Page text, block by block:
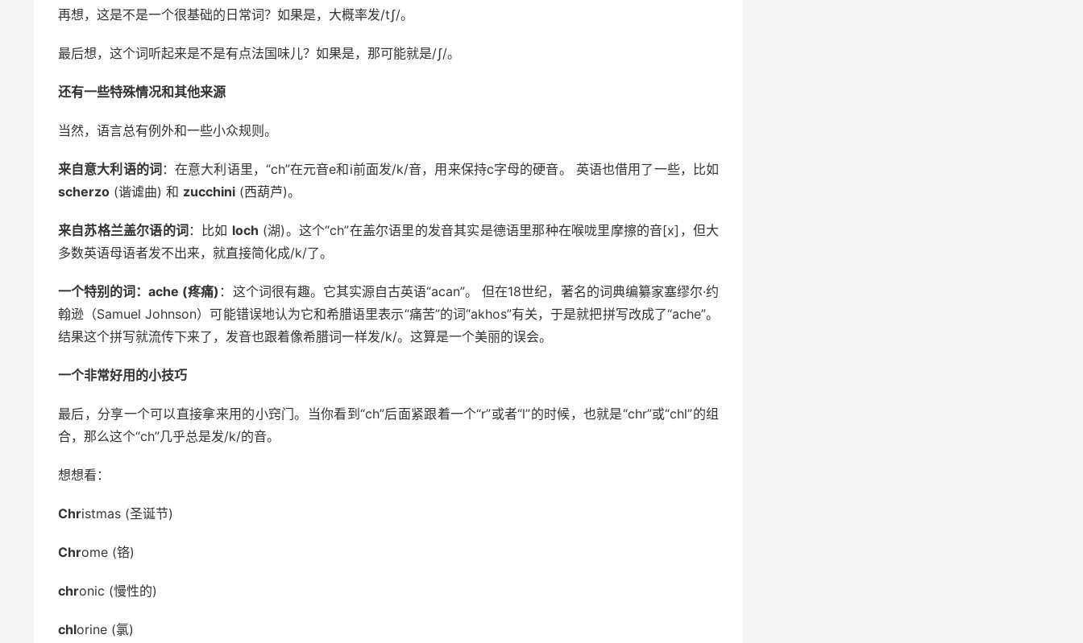
再想，这是不是一个很基础的日常词？如果是，大概率发/tʃ/。
最后想，这个词听起来是不是有点法国味儿？如果是，那可能就是/ʃ/。
还有一些特殊情况和其他来源
当然，语言总有例外和一些小众规则。
来自意大利语的词 ：在意大利语里，“ch”在元音e和i前面发/k/音，用来保持c字母的硬音。 英语也借用了一些，比如
scherzo (谐谑曲) 和 zucchini (西葫芦)。
来自苏格兰盖尔语的词 ：比如 loch (湖)。这个“ch”在盖尔语里的发音其实是德语里那种在喉咙里摩擦的音[x]，但大
多数英语母语者发不出来，就直接简化成/k/了。
一个特别的词：ache (疼痛) ：这个词很有趣。它其实源自古英语“acan”。 但在18世纪，著名的词典编纂家塞缪尔·约
翰逊（Samuel Johnson）可能错误地认为它和希腊语里表示“痛苦”的词“akhos”有关，于是就把拼写改成了“ache”。
结果这个拼写就流传下来了，发音也跟着像希腊词一样发/k/。这算是一个美丽的误会。
一个非常好用的小技巧
最后，分享一个可以直接拿来用的小窍门。当你看到“ch”后面紧跟着一个“r”或者“l”的时候，也就是“chr”或“chl”的组
合，那么这个“ch”几乎总是发/k/的音。
想想看：
Christmas (圣诞节)
Chrome (铬)
chronic (慢性的)
chlorine (氯)